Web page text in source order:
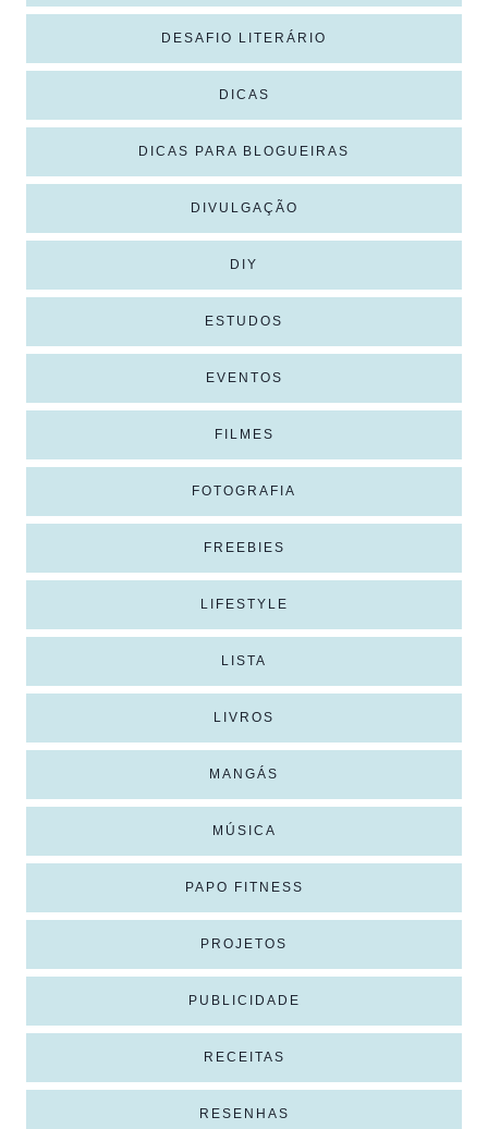
DESAFIO LITERÁRIO
DICAS
DICAS PARA BLOGUEIRAS
DIVULGAÇÃO
DIY
ESTUDOS
EVENTOS
FILMES
FOTOGRAFIA
FREEBIES
LIFESTYLE
LISTA
LIVROS
MANGÁS
MÚSICA
PAPO FITNESS
PROJETOS
PUBLICIDADE
RECEITAS
RESENHAS